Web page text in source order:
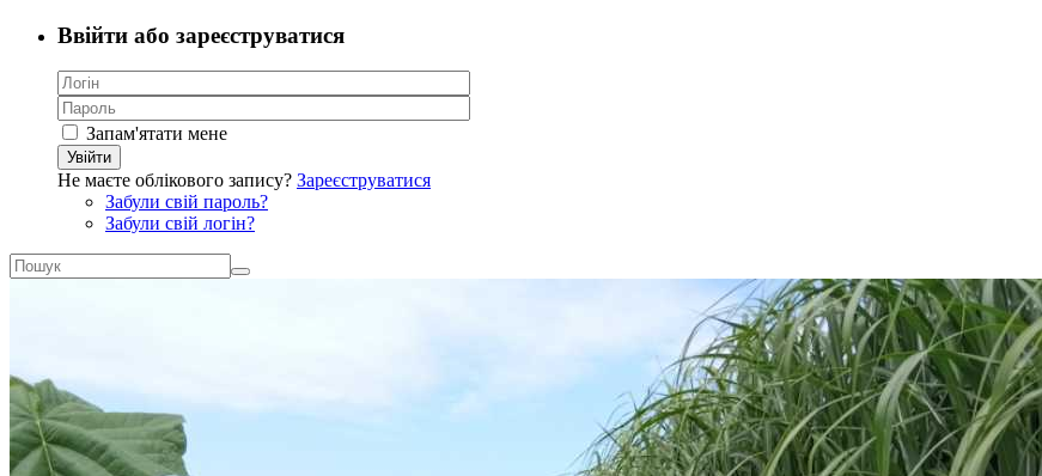
Ввійти або зареєструватися
Запам'ятати мене
Увійти
Не маєте облікового запису? Зареєструватися
Забули свій пароль?
Забули свій логін?